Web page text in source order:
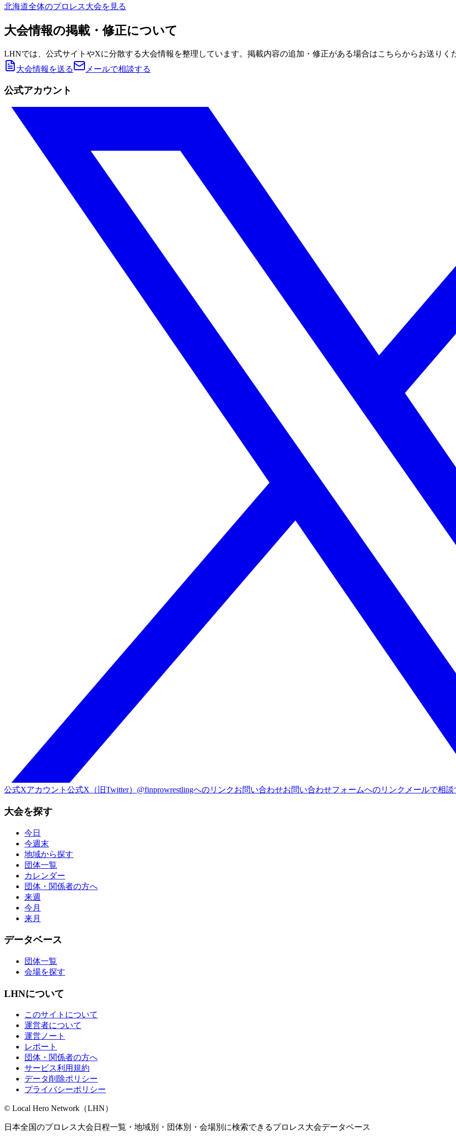
北海道全体のプロレス大会を見る
大会情報の掲載・修正について
LHNでは、公式サイトやXに分散する大会情報を整理しています。掲載内容の追加・修正がある場合はこちらからお送りく
大会情報を送る
メールで相談する
公式アカウント
公式Xアカウント 公式X（旧Twitter）@finprowrestlingへのリンクお問い合わせお問い合わせフォームへのリンク メールで相
大会を探す
今日
今週末
地域から探す
団体一覧
カレンダー
団体・関係者の方へ
来週
今月
来月
データベース
団体一覧
会場を探す
LHNについて
このサイトについて
運営者について
運営ノート
レポート
団体・関係者の方へ
サービス利用規約
データ削除ポリシー
プライバシーポリシー
© Local Hero Network（LHN）
日本全国のプロレス大会日程一覧・地域別・団体別・会場別に検索できるプロレス大会データベース